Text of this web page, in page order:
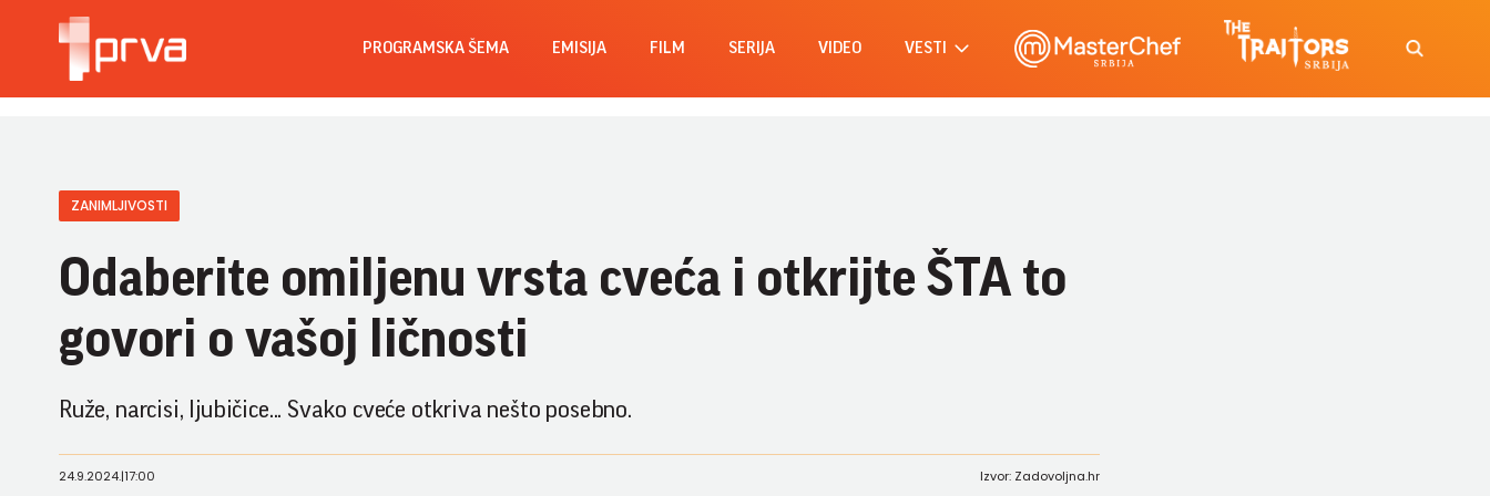
PROGRAMSKA ŠEMA EMISIJA FILM SERIJA VIDEO VESTI
ZANIMLJIVOSTI
Odaberite omiljenu vrsta cveća i otkrijte ŠTA to
govori o vašoj ličnosti
Ruže, narcisi, ljubičice... Svako cveće otkriva nešto posebno.
24.9.2024.|17:00 Izvor: Zadovoljna.hr